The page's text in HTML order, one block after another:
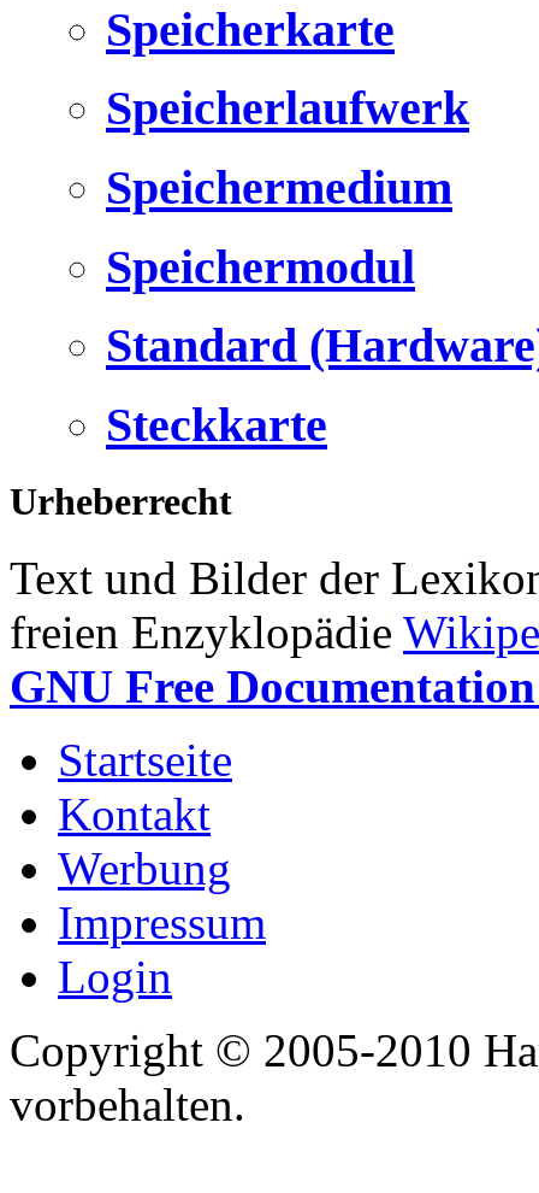
Speicherkarte
Speicherlaufwerk
Speichermedium
Speichermodul
Standard
Steckkarte
Urheberrecht
Text und Bilder der
freien Enzyklopädie
GNU Free
Startseite
Kontakt
Werbung
Impressum
Login
Copyright © 2005-2010
vorbehalten.